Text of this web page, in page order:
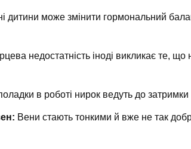
дитини може змінити гормональний
недостатність іноді викликає те, що
в роботі нирок ведуть до затримки
Вени стають тонкими й вже не так